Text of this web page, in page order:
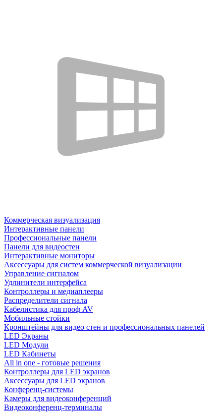
Коммерческая визуализация
Интерактивные панели
Профессиональные панели
Панели для видеостен
Интерактивные мониторы
Аксессуары для систем коммерческой визуализации
Управление сигналом
Удлинители интерфейса
Контроллеры и медиаплееры
Распределители сигнала
Кабелистика для проф AV
Мобильные стойки
Кронштейны для видео стен и профессиональных панелей
LED Экраны
LED Модули
LED Кабинеты
All in one - готовые решения
Контроллеры для LED экранов
Аксессуары для LED экранов
Конференц-системы
Камеры для видеоконференций
Видеоконференц-терминалы